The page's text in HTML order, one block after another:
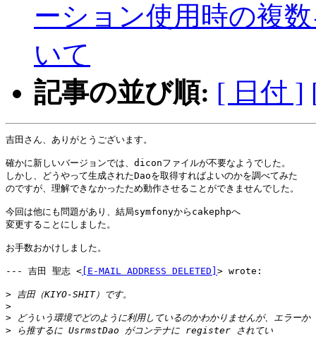
ーション使用時の複
いて
記事の並び順: [ 日付 ]
吉田さん、ありがとうございます。
確かに新しいバージョンでは、diconファイルが不要なようでした。
しかし、どうやって生成されたDaoを取得すればよいのかを調べてみた
のですが、理解できなかったため動作させることができませんでした。
今回は他にも問題があり、結局symfonyからcakephpへ
変更することにしました。
お手数おかけしました。
--- 吉田 聖志 < [E-MAIL ADDRESS DELETED] > wrote:
>
>
>
>